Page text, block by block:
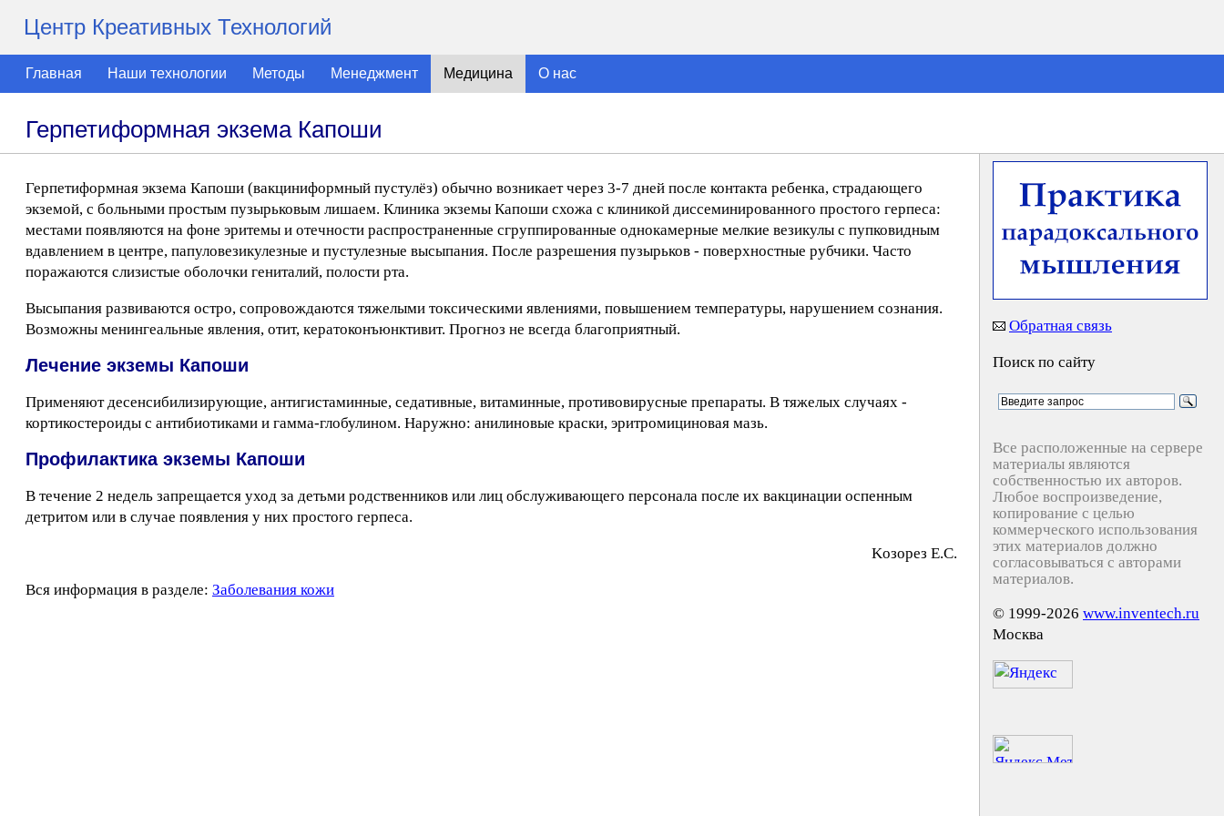
Центр Креативных Технологий
Главная Наши технологии Методы Менеджмент Медицина О нас
Герпетиформная экзема Капоши
Герпетиформная экзема Капоши (вакциниформный пустулёз) обычно возникает через 3-7 дней после контакта ребенка, страдающего
экземой, с больными простым пузырьковым лишаем. Клиника экземы Капоши схожа с клиникой диссеминированного простого герпеса:
местами появляются на фоне эритемы и отечности распространенные сгруппированные однокамерные мелкие везикулы с пупковидным
вдавлением в центре, папуловезикулезные и пустулезные высыпания. После разрешения пузырьков - поверхностные рубчики. Часто
поражаются слизистые оболочки гениталий, полости рта.
Высыпания развиваются остро, сопровождаются тяжелыми токсическими явлениями, повышением температуры, нарушением сознания.
Возможны менингеальные явления, отит, кератоконъюнктивит. Прогноз не всегда благоприятный.
Лечение экземы Капоши
Применяют десенсибилизирующие, антигистаминные, седативные, витаминные, противовирусные препараты. В тяжелых случаях -
кортикостероиды с антибиотиками и гамма-глобулином. Наружно: анилиновые краски, эритромициновая мазь.
Профилактика экземы Капоши
В течение 2 недель запрещается уход за детьми родственников или лиц обслуживающего персонала после их вакцинации оспенным
детритом или в случае появления у них простого герпеса.
Koзopeз E.C.
Вся информация в разделе: Заболевания кожи
Обратная связь
Поиск по сайту
Все расположенные на сервере
материалы являются
собственностью их авторов.
Любое воспроизведение,
копирование с целью
коммерческого использования
этих материалов должно
согласовываться с авторами
материалов.
© 1999-2026 www.inventech.ru
Москва